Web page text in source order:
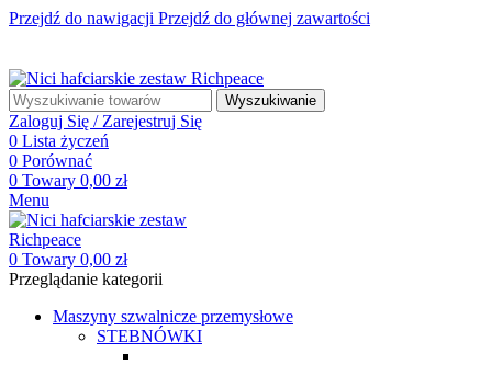
Przejdź do nawigacji Przejdź do głównej zawartości
Wyszukiwanie
Zaloguj Się / Zarejestruj Się
0 Lista życzeń
0 Porównać
0 Towary 0,00 zł
Menu
0 Towary 0,00 zł
Przeglądanie kategorii
Maszyny szwalnicze przemysłowe
STEBNÓWKI